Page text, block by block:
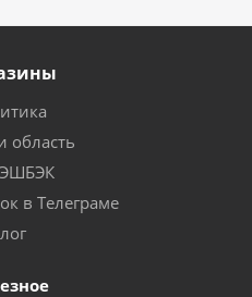
область
в Телеграме